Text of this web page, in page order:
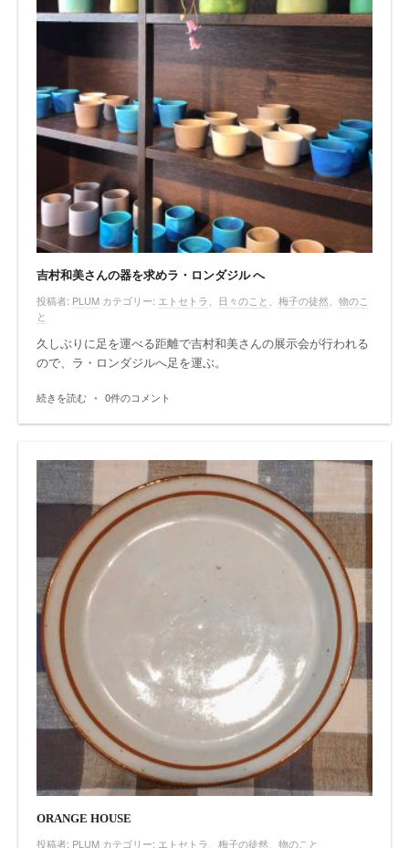
吉村和美さんの器を求めラ・ロンダジル へ
投稿者: PLUM カテゴリー: エトセトラ、 日々のこと、 梅子の徒然、 物のこ
と
久しぶりに足を運べる距離で吉村和美さんの展示会が行われる
ので、ラ・ロンダジルへ足を運ぶ。
続きを読む • 0件のコメント
ORANGE HOUSE
投稿者: PLUM カテゴリー: エトセトラ、 梅子の徒然、 物のこと